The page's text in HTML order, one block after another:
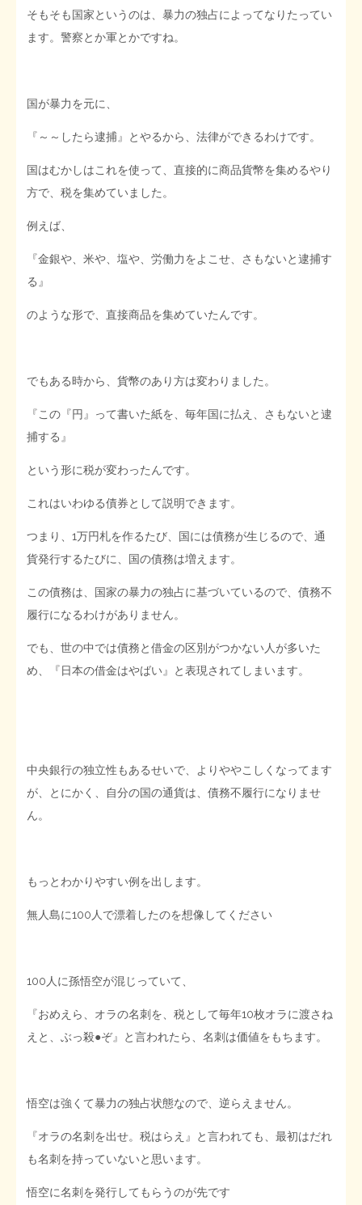
そもそも国家というのは、暴力の独占によってなりたってい
ます。警察とか軍とかですね。
国が暴力を元に、
『～～したら逮捕』とやるから、法律ができるわけです。
国はむかしはこれを使って、直接的に商品貨幣を集めるやり
方で、税を集めていました。
例えば、
『金銀や、米や、塩や、労働力をよこせ、さもないと逮捕す
る』
のような形で、直接商品を集めていたんです。
でもある時から、貨幣のあり方は変わりました。
『この『円』って書いた紙を、毎年国に払え、さもないと逮
捕する』
という形に税が変わったんです。
これはいわゆる債券として説明できます。
つまり、1万円札を作るたび、国には債務が生じるので、通
貨発行するたびに、国の債務は増えます。
この債務は、国家の暴力の独占に基づいているので、債務不
履行になるわけがありません。
でも、世の中では債務と借金の区別がつかない人が多いた
め、『日本の借金はやばい』と表現されてしまいます。
中央銀行の独立性もあるせいで、よりややこしくなってます
が、とにかく、自分の国の通貨は、債務不履行になりませ
ん。
もっとわかりやすい例を出します。
無人島に100人で漂着したのを想像してください
100人に孫悟空が混じっていて、
『おめえら、オラの名刺を、税として毎年10枚オラに渡さね
えと、ぶっ殺●ぞ』と言われたら、名刺は価値をもちます。
悟空は強くて暴力の独占状態なので、逆らえません。
『オラの名刺を出せ。税はらえ』と言われても、最初はだれ
も名刺を持っていないと思います。
悟空に名刺を発行してもらうのが先です